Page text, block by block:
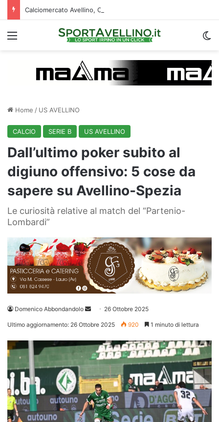
Menu
Home / US AVELLINO
CALCIO SERIE B US AVELLINO
Dall’ultimo poker subito al
digiuno offensivo: 5 cose da
sapere su Avellino-Spezia
Le curiosità relative al match del “Partenio-
Lombardi”
Domenico Abbondandolo
Invia 26 Ottobre 2025
Ultimo aggiornamento: 26 Ottobre 2025 920 1 minuto di lettura